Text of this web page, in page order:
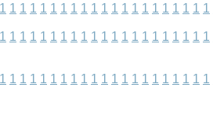
1 1 1 1 1 1 1 1 1 1 1 1 1 1 1 1 1 1 1 1 1
1 1 1 1 1 1 1 1 1 1 1 1 1 1 1 1 1 1 1 1 1
1 1 1 1 1 1 1 1 1 1 1 1 1 1 1 1 1 1 1 1 1